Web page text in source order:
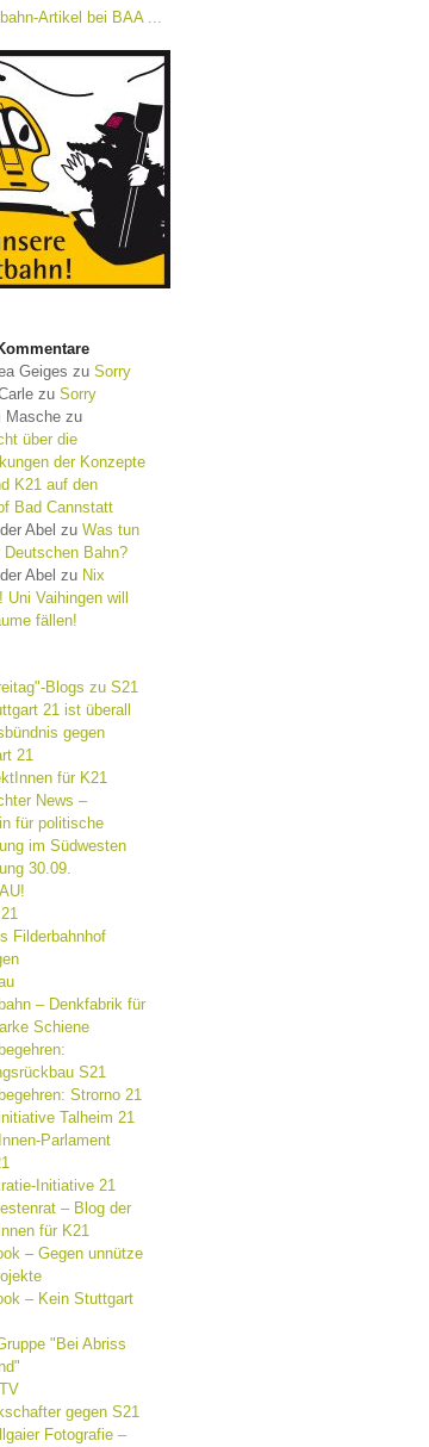
Artikel bei BAA ...
Geiges zu Sorry
zu Sorry
Maschezu
über die
der Konzepte
K21 auf den
Bad Cannstatt
Abel zu Was tun
Deutschen Bahn?
Abel zu Nix
Uni Vaihingen will
fällen!
Blogs zu S21
21 ist überall
gegen
21
für K21
News –
für politische
im Südwesten
30.09.
Filderbahnhof
– Denkfabrik für
Schiene
S21
Strorno 21
Talheim 21
Parlament
Initiative 21
– Blog der
für K21
– Gegen unnütze
– Kein Stuttgart
"Bei Abriss
gegen S21
Fotografie –